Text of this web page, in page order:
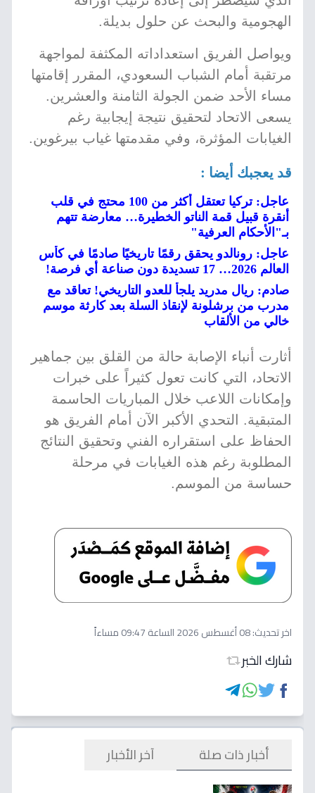
الهجومية والبحث عن حلول بديلة.
ويواصل الفريق استعداداته المكثفة لمواجهة
مرتقبة أمام الشباب السعودي، المقرر إقامتها
مساء الأحد ضمن الجولة الثامنة والعشرين.
يسعى الاتحاد لتحقيق نتيجة إيجابية رغم
الغيابات المؤثرة، وفي مقدمتها غياب بيرغوين.
قد يعجبك أيضا :
عاجل: تركيا تعتقل أكثر من 100 محتج في قلب
أنقرة قبيل قمة الناتو الخطيرة… معارضة تتهم
بـ"الأحكام العرفية"
عاجل: رونالدو يحقق رقمًا تاريخيًا صادمًا في كأس
العالم 2026… 17 تسديدة دون صناعة أي فرصة!
صادم: ريال مدريد يلجأ للعدو التاريخي! تعاقد مع
مدرب من برشلونة لإنقاذ السلة بعد كارثة موسم
خالي من الألقاب
أثارت أنباء الإصابة حالة من القلق بين جماهير
الاتحاد، التي كانت تعول كثيراً على خبرات
وإمكانات اللاعب خلال المباريات الحاسمة
المتبقية. التحدي الأكبر الآن أمام الفريق هو
الحفاظ على استقراره الفني وتحقيق النتائج
المطلوبة رغم هذه الغيابات في مرحلة
حساسة من الموسم.
اخر تحديث:08 أغسطس 2026 الساعة 09:47 مساءاً
شارك الخبر
أخبار ذات صلة آخر الأخبار